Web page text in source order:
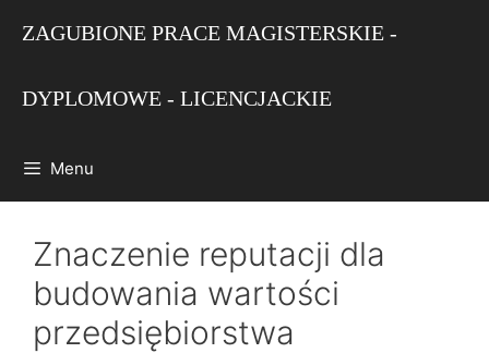
ZAGUBIONE PRACE MAGISTERSKIE -
DYPLOMOWE - LICENCJACKIE
Menu
Znaczenie reputacji dla
budowania wartości
przedsiębiorstwa